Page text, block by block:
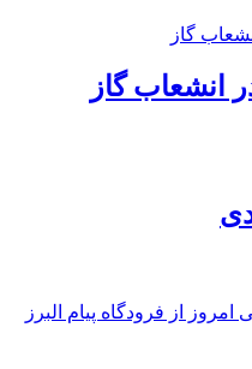
انشعاب گاز